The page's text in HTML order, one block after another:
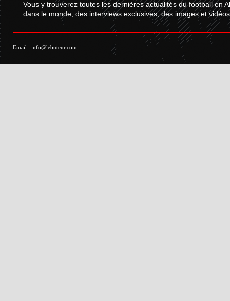
Vous y trouverez toutes les dernières actualités du football en
dans le monde, des interviews exclusives, des images et
Email : info@lebuteur.com